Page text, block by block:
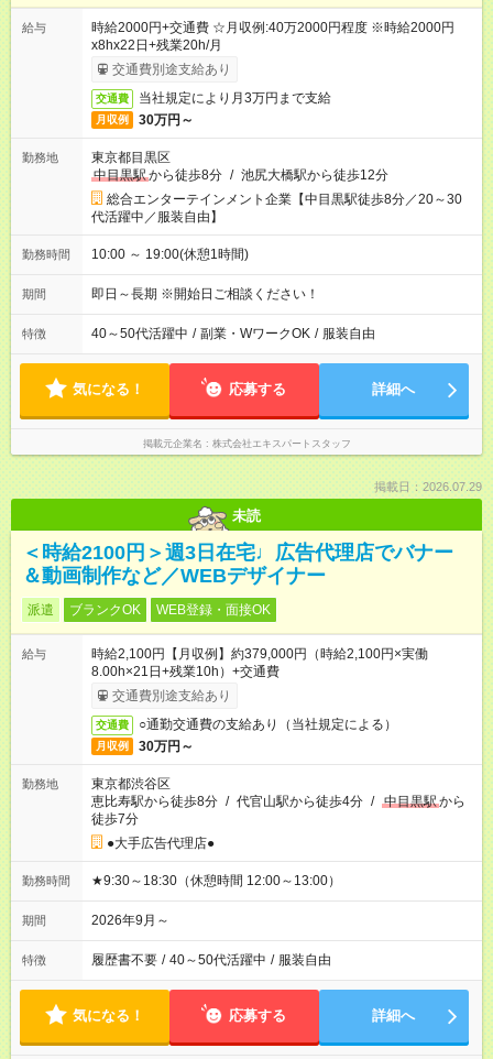
給与
時給2000円+交通費 ☆月収例:40万2000円程度 ※時給2000円
x8hx22日+残業20h/月
交通費別途支給あり
交通費 当社規定により月3万円まで支給
月収例 30万円～
勤務地
東京都目黒区
中目黒駅から徒歩8分 / 池尻大橋駅から徒歩12分
総合エンターテインメント企業【中目黒駅徒歩8分／20～30
代活躍中／服装自由】
勤務時間 10:00 ～ 19:00(休憩1時間)
期間 即日～長期 ※開始日ご相談ください！
特徴 40～50代活躍中 / 副業・WワークOK / 服装自由
気になる！ 応募する 詳細へ
掲載元企業名 株式会社エキスパートスタッフ
掲載日：2026.07.29
未読
＜時給2100円＞週3日在宅♩広告代理店でバナー
＆動画制作など／WEBデザイナー
派遣 ブランクOK WEB登録・面接OK
給与
時給2,100円【月収例】約379,000円（時給2,100円×実働
8.00h×21日+残業10h）+交通費
交通費別途支給あり
交通費 ○通勤交通費の支給あり（当社規定による）
月収例 30万円～
勤務地
東京都渋谷区
恵比寿駅から徒歩8分 / 代官山駅から徒歩4分 / 中目黒駅から
徒歩7分
●大手広告代理店●
勤務時間 ★9:30～18:30（休憩時間 12:00～13:00）
期間 2026年9月～
特徴 履歴書不要 / 40～50代活躍中 / 服装自由
気になる！ 応募する 詳細へ